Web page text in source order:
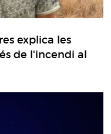
explica les
de l'incendi al